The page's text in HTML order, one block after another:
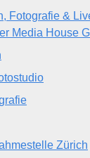
Fotografie &
Media House
Zürich